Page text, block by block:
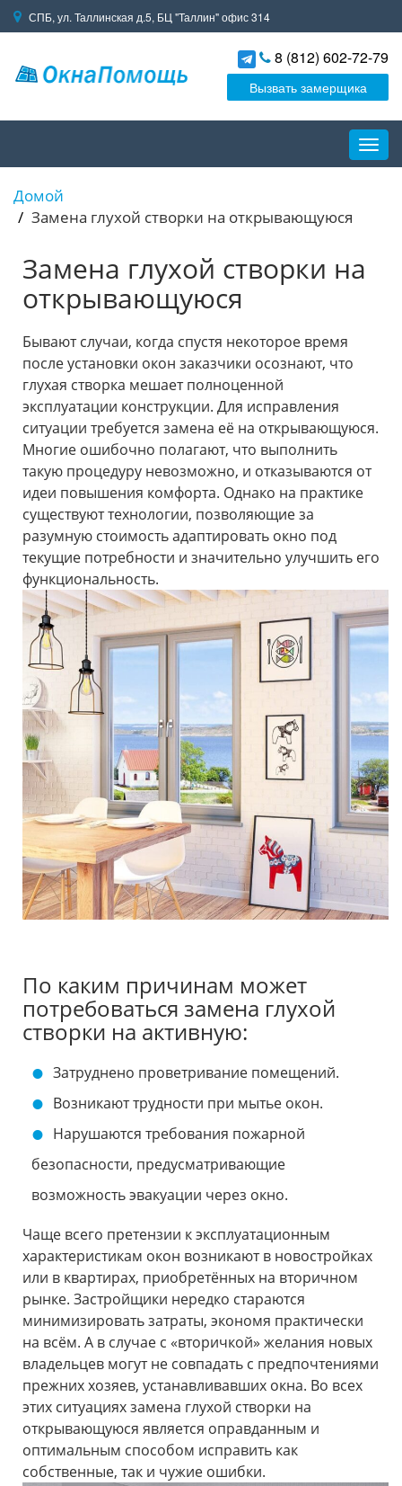
СПБ, ул. Таллинская д.5, БЦ "Таллин" офис 314
8 (812) 602-72-79
Вызвать замерщика
Домой
Замена глухой створки на открывающуюся
Замена глухой створки на
открывающуюся
Бывают случаи, когда спустя некоторое время
после установки окон заказчики осознают, что
глухая створка мешает полноценной
эксплуатации конструкции. Для исправления
ситуации требуется замена её на открывающуюся.
Многие ошибочно полагают, что выполнить
такую процедуру невозможно, и отказываются от
идеи повышения комфорта. Однако на практике
существуют технологии, позволяющие за
разумную стоимость адаптировать окно под
текущие потребности и значительно улучшить его
функциональность.
По каким причинам может
потребоваться замена глухой
створки на активную:
Затруднено проветривание помещений.
Возникают трудности при мытье окон.
Нарушаются требования пожарной
безопасности, предусматривающие
возможность эвакуации через окно.
Чаще всего претензии к эксплуатационным
характеристикам окон возникают в новостройках
или в квартирах, приобретённых на вторичном
рынке. Застройщики нередко стараются
минимизировать затраты, экономя практически
на всём. А в случае с «вторичкой» желания новых
владельцев могут не совпадать с предпочтениями
прежних хозяев, устанавливавших окна. Во всех
этих ситуациях замена глухой створки на
открывающуюся является оправданным и
оптимальным способом исправить как
собственные, так и чужие ошибки.